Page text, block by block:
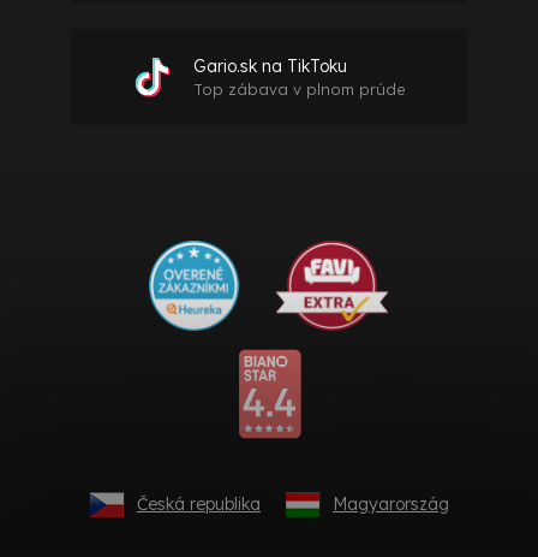
Gario.sk na TikToku
Top zábava v plnom prúde
Česká republika Magyarország